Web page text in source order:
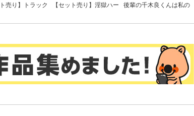
ト売り】トラック
【セット売り】淫獄ハー
後輩の千木良くんは私の